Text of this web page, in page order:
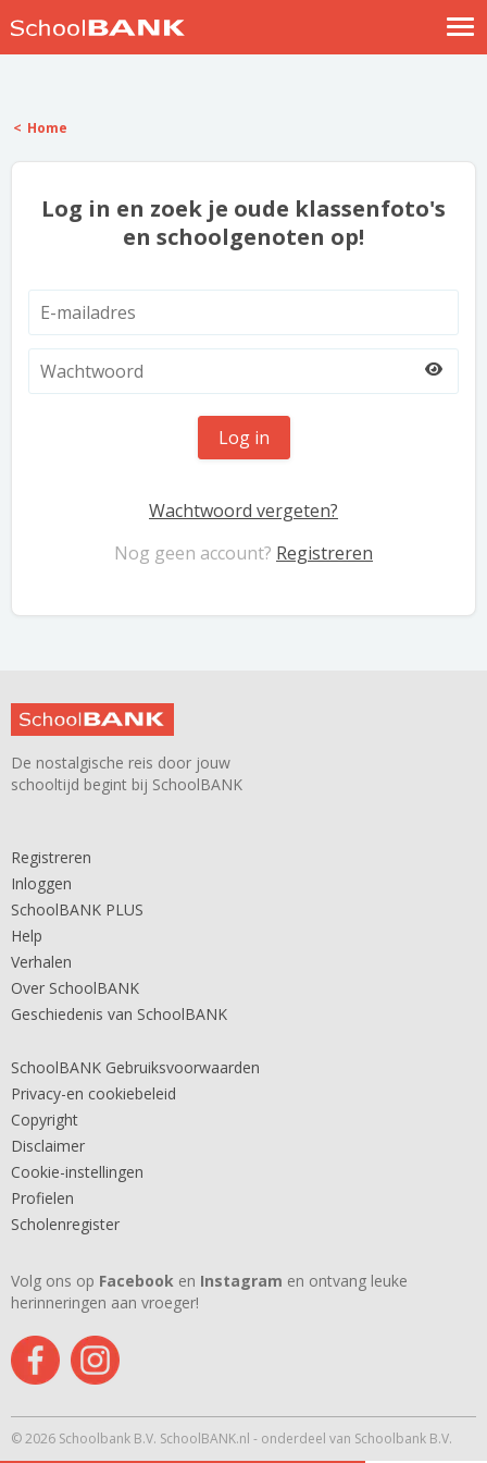
Help
Home
Log in en zoek je oude klassenfoto's
en schoolgenoten op!
Log in
Wachtwoord vergeten?
Nog geen account? Registreren
De nostalgische reis door jouw
schooltijd begint bij SchoolBANK
Registreren
Inloggen
SchoolBANK PLUS
Help
Verhalen
Over SchoolBANK
Geschiedenis van SchoolBANK
SchoolBANK Gebruiksvoorwaarden
Privacy-en cookiebeleid
Copyright
Disclaimer
Cookie-instellingen
Profielen
Scholenregister
Volg ons op Facebook en Instagram en ontvang leuke
herinneringen aan vroeger!
© 2026 Schoolbank B.V. SchoolBANK.nl - onderdeel van Schoolbank B.V.